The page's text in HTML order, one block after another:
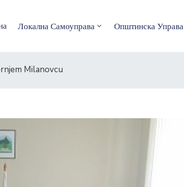
Локална Самоуправа Општинска Управа
Milanovcu